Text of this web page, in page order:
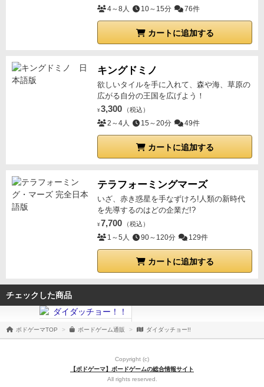
4～8人 10～15分 76件
カートに追加する
キングドミノ
欲しいタイルを手に入れて、森や海、草原の
広がる自分の王国を広げよう！
¥ 3,300 （税込）
2～4人 15～20分 49件
カートに追加する
テラフォーミングマーズ
いざ、赤き惑星を手なずけろ!人類の新時代
を先導するのはどの企業だ!?
¥ 7,700 （税込）
1～5人 90～120分 129件
カートに追加する
チェックした商品
ボドゲーマTOP ボードゲーム通販 ダイダッチョー!!
Copyright (c)
【ボドゲーマ】ボードゲームの総合情報サイト
All rights reserved.